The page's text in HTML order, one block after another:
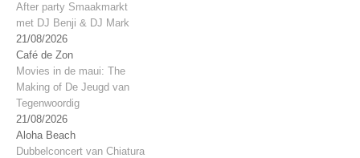
After party Smaakmarkt
met DJ Benji & DJ Mark
21/08/2026
Café de Zon
Movies in de maui: The
Making of De Jeugd van
Tegenwoordig
21/08/2026
Aloha Beach
Dubbelconcert van Chiatura